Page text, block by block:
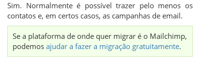
Sim. Normalmente é possível trazer pelo menos os
contatos e, em certos casos, as campanhas de email.
Se a plataforma de onde quer migrar é o Mailchimp,
podemos ajudar a fazer a migração gratuitamente.